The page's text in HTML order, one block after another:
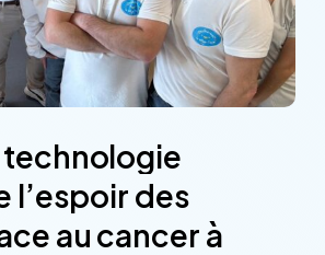
technologie
l’espoir des
au cancer à